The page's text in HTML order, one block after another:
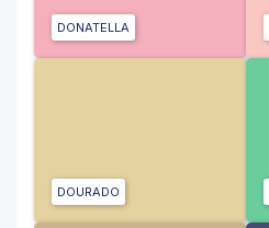
DONATELLA
DOURADO